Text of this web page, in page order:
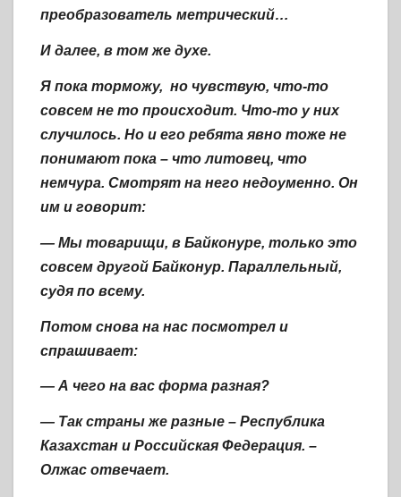
преобразователь метрический…
И далее, в том же духе.
Я пока торможу, но чувствую, что-то
совсем не то происходит. Что-то у них
случилось. Но и его ребята явно тоже не
понимают пока – что литовец, что
немчура. Смотрят на него недоуменно. Он
им и говорит:
— Мы товарищи, в Байконуре, только это
совсем другой Байконур. Параллельный,
судя по всему.
Потом снова на нас посмотрел и
спрашивает:
— А чего на вас форма разная?
— Так страны же разные – Республика
Казахстан и Российская Федерация. –
Олжас отвечает.